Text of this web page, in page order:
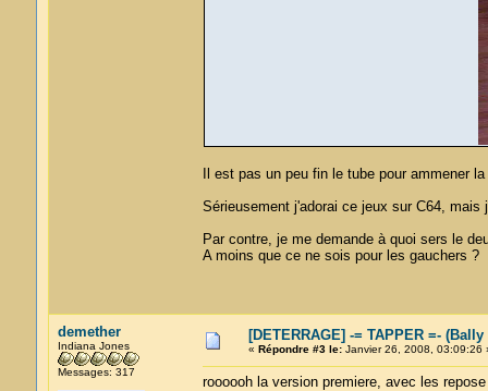
Il est pas un peu fin le tube pour ammener
Sérieusement j'adorai ce jeux sur C64,
Par contre, je me demande à quoi sers le
A moins que ce ne sois pour les gauchers ?
demether
Indiana Jones
Messages: 317
[DETERRAGE] -= TAPPER =-
« Répondre #3 le:Janvier 26, 2008, 03:09:26
roooooh la version premiere, avec les